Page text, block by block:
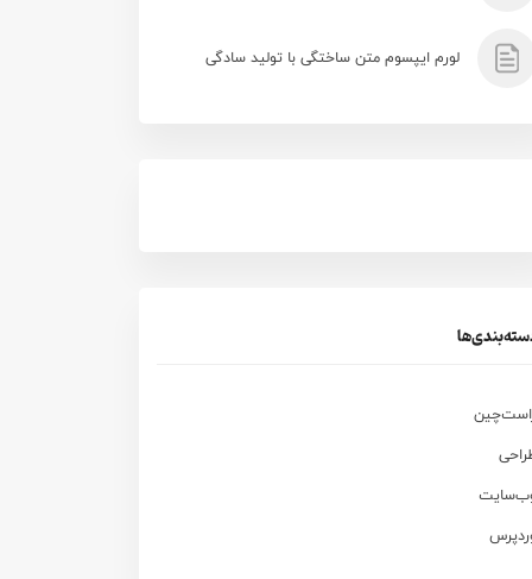
لورم ایپسوم متن ساختگی با تولید سادگی